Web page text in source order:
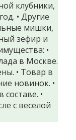
клубники,
• Другие
мишки,
зефир и
•
в Москве.
• Товар в
новинок. •
•
с веселой